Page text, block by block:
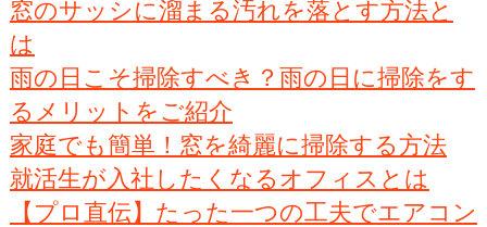
窓のサッシに溜まる汚れを落とす方法と
は
雨の日こそ掃除すべき？雨の日に掃除をす
るメリットをご紹介
家庭でも簡単！窓を綺麗に掃除する方法
就活生が入社したくなるオフィスとは
【プロ直伝】たった一つの工夫でエアコン